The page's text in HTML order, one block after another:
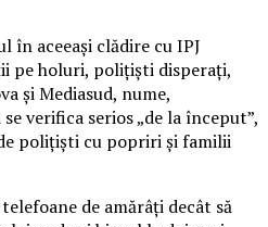
în aceeași clădire cu IPJ
pe holuri, polițiști disperați,
și Mediasud, nume,
verifica serios „de la început”,
polițiști cu popriri și familii
de amărâți decât să